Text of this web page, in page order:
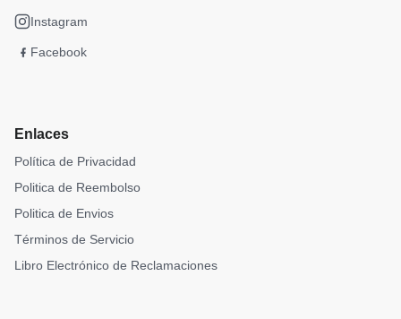
Instagram
Facebook
Enlaces
Política de Privacidad
Politica de Reembolso
Politica de Envios
Términos de Servicio
Libro Electrónico de Reclamaciones